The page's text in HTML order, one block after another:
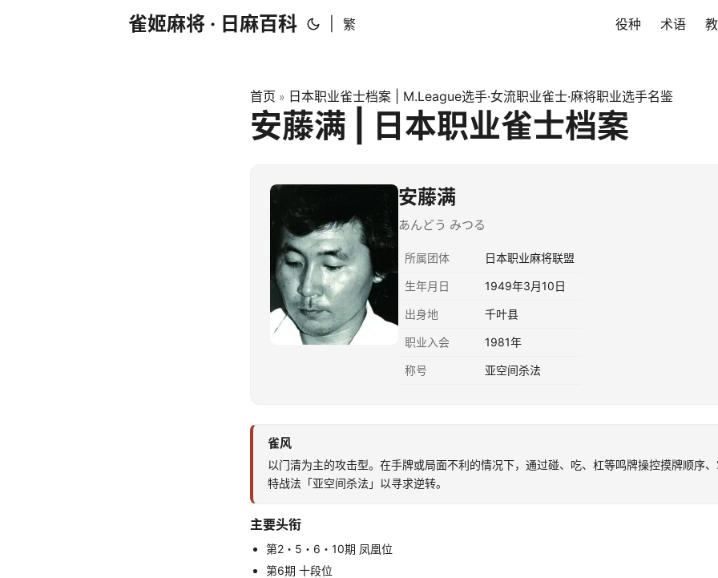
雀姬麻将 · 日麻百科 繁 役种 术语
首页 » 日本职业雀士档案 | M.League选手·女流职业雀士·麻将职业选手名鉴
安藤满 | 日本职业雀士档案
安藤满
あんどう みつる
所属团体 日本职业麻将联盟
生年月日 1949年3月10日
出身地 千叶县
职业入会 1981年
称号 亚空间杀法
雀风
以门清为主的攻击型。在手牌或局面不利的情况下，通过碰、吃、杠等鸣牌操控摸牌顺序
特战法「亚空间杀法」以寻求逆转。
主要头衔
第2・5・6・10期 凤凰位
第6期 十段位